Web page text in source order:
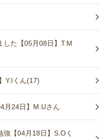
した【05月08日】T.M
Y.Iくん(17)
月24日】M.Uさん
【04月18日】S.Oく